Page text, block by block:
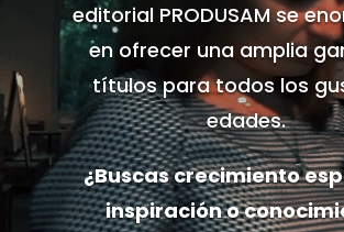
editorial PRODUSAM se
en ofrecer una amplia
títulos para todos los
edades.
¿Buscas crecimiento
inspiración o